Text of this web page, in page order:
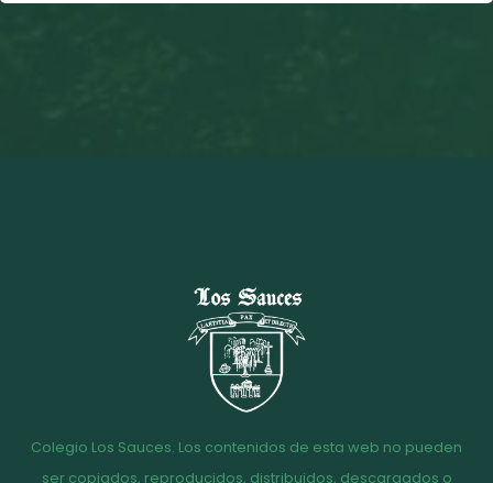
Colegio Los Sauces. Los contenidos de esta web no pueden
ser copiados, reproducidos, distribuidos, descargados o